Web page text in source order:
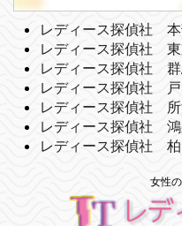
レディース探偵社
レディース探偵社
レディース探偵社
レディース探偵社 戸
レディース探偵社 所
レディース探偵社
レディース探偵社 柏
女性